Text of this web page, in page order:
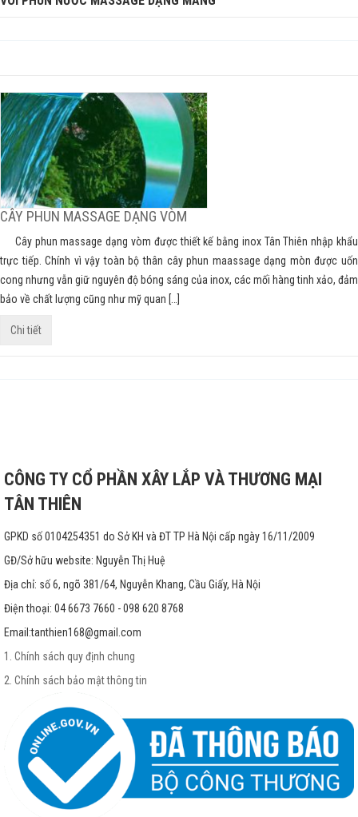
CÂY PHUN MASSAGE DẠNG VÒM
Cây phun massage dạng vòm được thiết kế bằng inox Tân Thiên nhập khẩu
trực tiếp. Chính vì vậy toàn bộ thân cây phun maassage dạng mòn được uốn
cong nhưng vẫn giữ nguyên độ bóng sáng của inox, các mối hàng tinh xảo, đảm
bảo về chất lượng cũng như mỹ quan […]
Chi tiết
CÔNG TY CỔ PHẦN XÂY LẮP VÀ THƯƠNG MẠI
TÂN THIÊN
GPKD số 0104254351 do Sở KH và ĐT TP Hà Nội cấp ngày 16/11/2009
GĐ/Sở hữu website: Nguyễn Thị Huệ
Địa chỉ: số 6, ngõ 381/64, Nguyễn Khang, Cầu Giấy, Hà Nội
Điện thoại: 04 6673 7660 - 098 620 8768
Email:tanthien168@gmail.com
1. Chính sách quy định chung
2. Chính sách bảo mật thông tin